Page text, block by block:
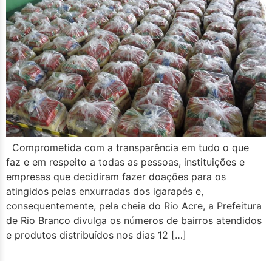
Comprometida com a transparência em tudo o que
faz e em respeito a todas as pessoas, instituições e
empresas que decidiram fazer doações para os
atingidos pelas enxurradas dos igarapés e,
consequentemente, pela cheia do Rio Acre, a Prefeitura
de Rio Branco divulga os números de bairros atendidos
e produtos distribuídos nos dias 12 […]